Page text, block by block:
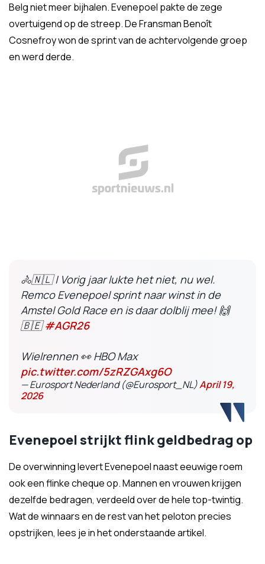
Belg niet meer bijhalen. Evenepoel pakte de zege
overtuigend op de streep. De Fransman Benoît
Cosnefroy won de sprint van de achtervolgende groep
en werd derde.
🚴🇳🇱 | Vorig jaar lukte het niet, nu wel.
Remco Evenepoel sprint naar winst in de
Amstel Gold Race en is daar dolblij mee! 🙌
🇧🇪#AGR26
Wielrennen 👀 HBO Max
pic.twitter.com/5zRZGAxg6O
— Eurosport Nederland (@Eurosport_NL)April 19,
2026
Evenepoel strijkt flink geldbedrag op
De overwinning levert Evenepoel naast eeuwige roem
ook een flinke cheque op. Mannen en vrouwen krijgen
dezelfde bedragen, verdeeld over de hele top-twintig.
Wat de winnaars en de rest van het peloton precies
opstrijken, lees je in het onderstaande artikel.